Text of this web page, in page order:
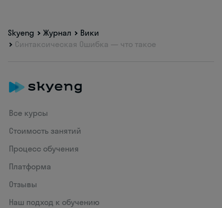
Skyeng Журнал
Вики
Синтаксическая Ошибка — что такое
Все курсы
Стоимость занятий
Процесс обучения
Платформа
Отзывы
Наш подход к обучению